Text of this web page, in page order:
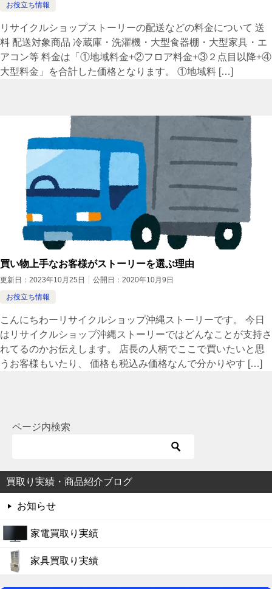
お役立ち情報
リサイクルショップストーリーの配送などの料金について 送
料 配送対象商品 冷蔵庫・洗濯機・大型食器棚・大型家具・エ
アコン等 料金は「①地域料金+②フロア料金+③２点目以降+④
大型料金」を合計した価格となります。 ①地域料 […]
買い物上手なお客様がストーリーを選ぶ理由
更新日： 2023年10月25日 公開日： 2020年10月9日
お役立ち情報
こんにちわーリサイクルショップ沖縄ストーリーです。 今日
はリサイクルショップ沖縄ストーリーではどんなことが支持さ
れてるのかお伝えします。 店長の人柄でここで買いたいと思
うお客様もいたり、 価格も税込み価格なんで分かりやす […]
ページ内検索
買取り実績・商品紹介ブログ
お知らせ
家電買取り実績
家具買取り実績